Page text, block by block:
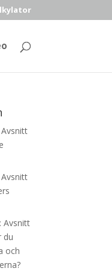
Avsnitt
du
och